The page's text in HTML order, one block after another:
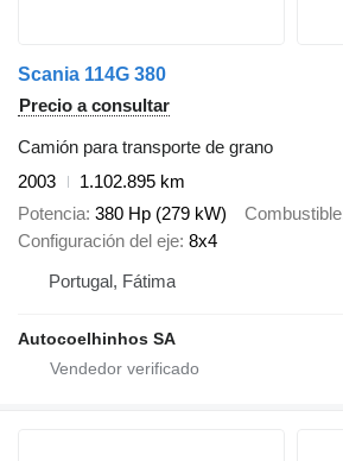
Scania 114G 380
Precio a consultar
Camión para transporte de grano
2003
1.102.895 km
Potencia 380 Hp (279 kW) Combustible
Configuración del eje 8x4
Portugal, Fátima
Autocoelhinhos SA